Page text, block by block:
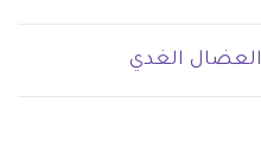
العضال الغدي